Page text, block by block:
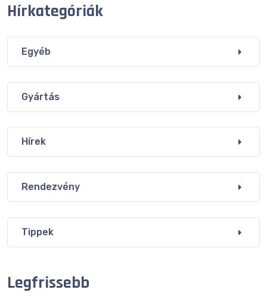
Hírkategóriák
Egyéb
Gyártás
Hírek
Rendezvény
Tippek
Legfrissebb